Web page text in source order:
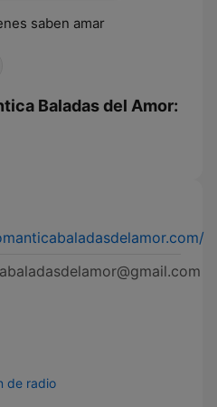
saben amar
Baladas del Amor:
de radio